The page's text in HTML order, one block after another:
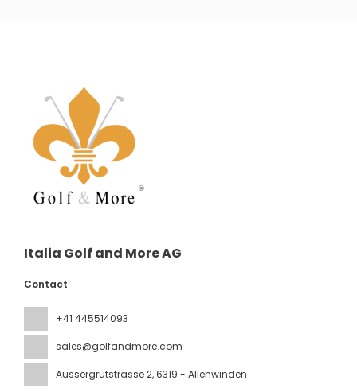
Italia Golf and More AG
Contact
+41 445514093
sales@golfandmore.com
Aussergrütstrasse 2, 6319 - Allenwinden